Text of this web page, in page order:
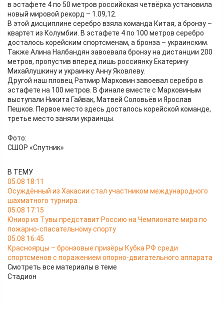
в эстафете 4 по 50 метров российская четвёрка установила
новый мировой рекорд – 1.09,12.
В этой дисциплине серебро взяла команда Китая, а бронзу –
квартет из Колумбии. В эстафете 4 по 100 метров серебро
досталось корейским спортсменам, а бронза – украинским.
Также Алина Налбандян завоевала бронзу на дистанции 200
метров, пропустив вперед лишь россиянку Екатерину
Михайлушкину и украинку Анну Яковлеву.
Другой наш пловец Ратмир Марковин завоевал серебро в
эстафете на 100 метров. В финале вместе с Марковиным
выступали Никита Гайвак, Матвей Соловьёв и Ярослав
Пешков. Первое место здесь досталось корейской команде,
третье место заняли украинцы.
Фото:
СШОР «Спутник»
В ТЕМУ
05.08 18:11
Осуждённый из Хакасии стал участником международного
шахматного турнира
05.08 17:15
Юниор из Тувы представит Россию на Чемпионате мира по
пожарно-спасательному спорту
05.08 16:45
Красноярцы – бронзовые призёры Кубка РФ среди
спортсменов с поражением опорно-двигательного аппарата
Смотреть все материалы в теме
Стадион